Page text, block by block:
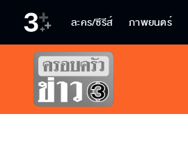
ละคร/ซีรีส์ ภาพยนตร์